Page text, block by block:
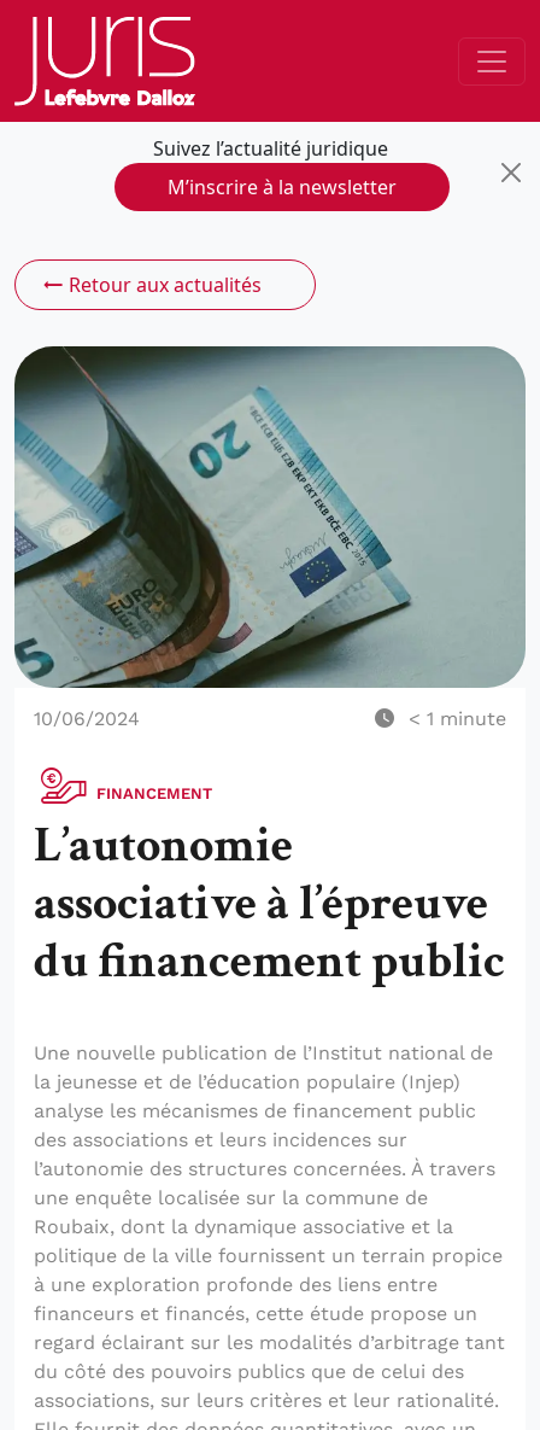
Suivez l’actualité juridique
M’inscrire à la newsletter
Retour aux actualités
10/06/2024 < 1 minute
FINANCEMENT
L’autonomie
associative à l’épreuve
du financement public
Une nouvelle publication de l’Institut national de
la jeunesse et de l’éducation populaire (Injep)
analyse les mécanismes de financement public
des associations et leurs incidences sur
l’autonomie des structures concernées. À travers
une enquête localisée sur la commune de
Roubaix, dont la dynamique associative et la
politique de la ville fournissent un terrain propice
à une exploration profonde des liens entre
financeurs et financés, cette étude propose un
regard éclairant sur les modalités d’arbitrage tant
du côté des pouvoirs publics que de celui des
associations, sur leurs critères et leur rationalité.